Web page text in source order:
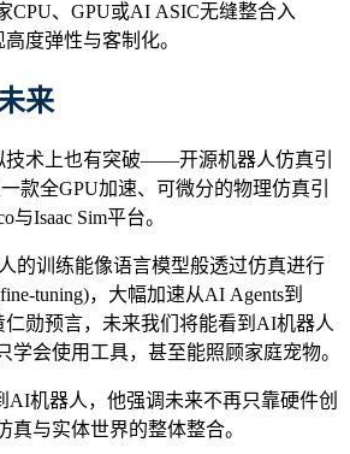
CPU、GPU或AI ASIC无缝整合入
度弹性与客制化。
来
术上也有突破——开源机器人仿真引
款全GPU加速、可微分的物理仿真引
Isaac Sim平台。
的训练能像语言模型般透过仿真进行
tuning)，大幅加速从AI Agents到
仁勋预言，未来我们将能看到AI机器人
学会使用工具，甚至能照顾家庭宠物。
AI机器人，他强调未来不再只靠硬件创
真与实体世界的整体整合。